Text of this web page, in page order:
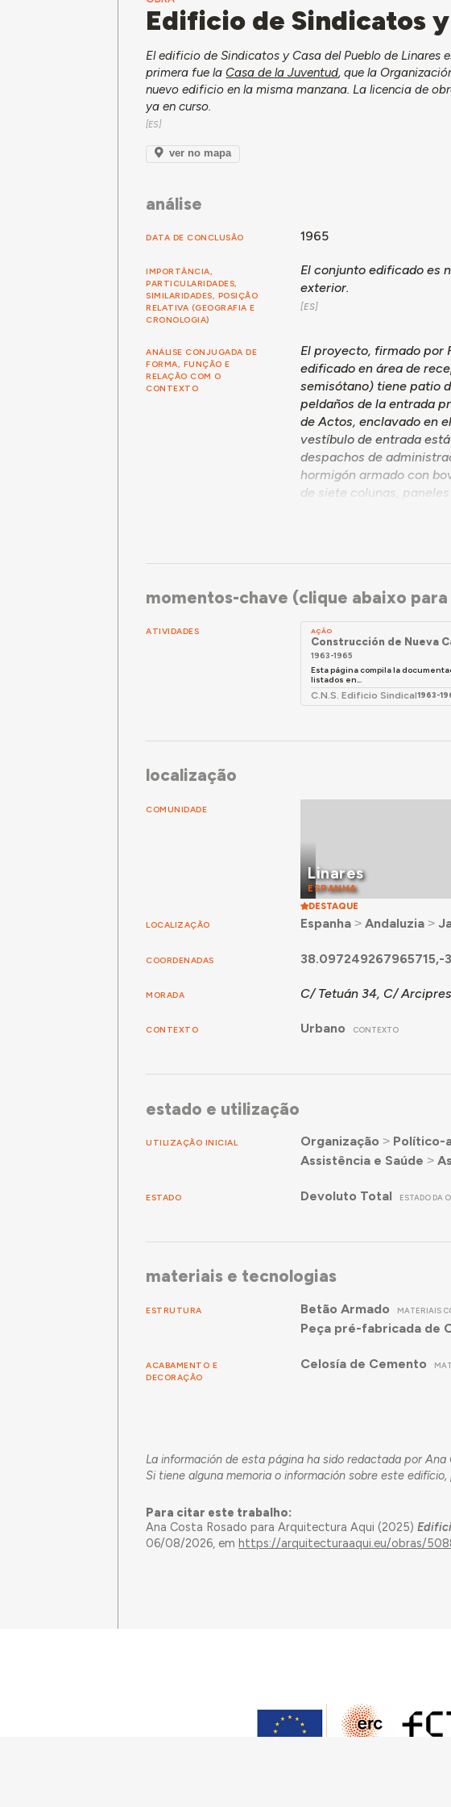
Edificio de Sindicatos
El edificio de Sindicatos y Casa del Pueblo de Linares
primera fue la Casa de la Juventud, que la
nuevo edificio en la misma manzana. La licencia de
ya en curso.
ver no mapa
análise
DATA DE CONCLUSÃO 1965
IMPORTÂNCIA,
PARTICULARIDADES,
SIMILARIDADES, POSIÇÃO
RELATIVA (GEOGRAFIA E
CRONOLOGIA)
El conjunto edificado es
exterior.
ANÁLISE CONJUGADA DE
FORMA, FUNÇÃO E
RELAÇÃO COM O
CONTEXTO
El proyecto, firmado por
edificado en área de
semisótano) tiene patio
peldaños de la entrada
de Actos, enclavado en
vestíbulo de entrada
despachos de
hormigón armado con
de siete colunas,
hormigón
momentos-chave (clique abaixo
ATIVIDADES AÇÃO
Construcción de Nueva
1963-1965
Esta página compila la
listados en...
C.N.S. Edificio Sindical1963-
localização
COMUNIDADE
Linares
ESPANHA
DESTAQUE
LOCALIZAÇÃO Espanha˃ Andaluzia˃
COORDENADAS 38.097249267965715,-
MORADA C/ Tetuán 34, C/
CONTEXTO Urbano CONTEXTO
estado e utilização
UTILIZAÇÃO INICIAL Organização ˃ Político-
Assistência e Saúde ˃
ESTADO Devoluto Total ESTADO DA
materiais e tecnologias
ESTRUTURA Betão Armado MATERIAIS
Peça pré-fabricada de
ACABAMENTO E
DECORAÇÃO
Celosía de Cemento
La información de esta página ha sido redactada por
Si tiene alguna memoria o información sobre este
Para citar este trabalho:
Ana Costa Rosado para Arquitectura Aqui (2025)
06/08/2026, emhttps://arquitecturaaqui.eu/obras/